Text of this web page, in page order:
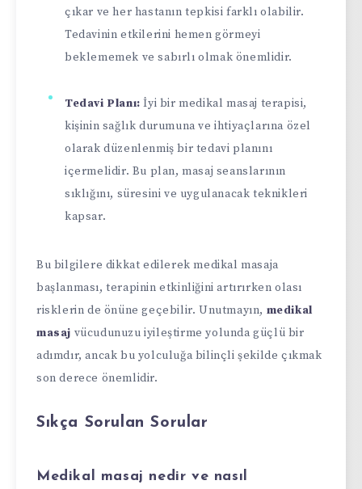
çıkar ve her hastanın tepkisi farklı olabilir.
Tedavinin etkilerini hemen görmeyi
beklememek ve sabırlı olmak önemlidir.
Tedavi Planı: İyi bir medikal masaj terapisi,
kişinin sağlık durumuna ve ihtiyaçlarına özel
olarak düzenlenmiş bir tedavi planını
içermelidir. Bu plan, masaj seanslarının
sıklığını, süresini ve uygulanacak teknikleri
kapsar.
Bu bilgilere dikkat edilerek medikal masaja
başlanması, terapinin etkinliğini artırırken olası
risklerin de önüne geçebilir. Unutmayın, medikal
masaj vücudunuzu iyileştirme yolunda güçlü bir
adımdır, ancak bu yolculuğa bilinçli şekilde çıkmak
son derece önemlidir.
Sıkça Sorulan Sorular
Medikal masaj nedir ve nasıl